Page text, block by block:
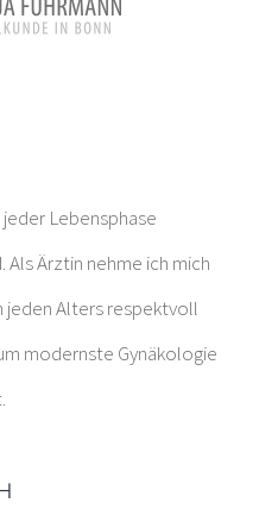
Lebensphase
Ärztin nehme ich mich
jeden Alters respektvoll
modernste Gynäkologie